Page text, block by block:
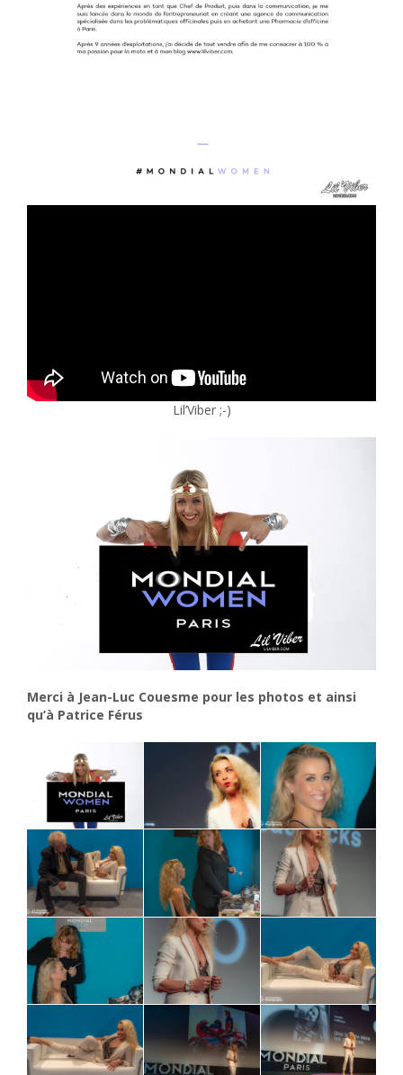
Lil’Viber ;-)
Merci à Jean-Luc Couesme pour les photos et ainsi
qu’à Patrice Férus